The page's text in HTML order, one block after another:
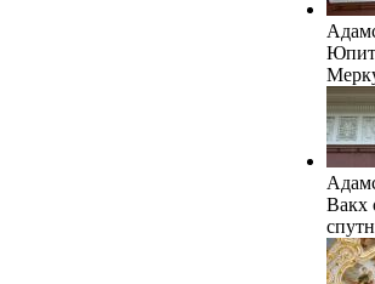
ГРМ
Вакх
ГРМ